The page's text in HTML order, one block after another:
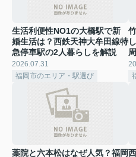
生活利便性NO1の大橋駅で新
婚生活は？西鉄天神大牟田線特
急停車駅の2人暮らしを解説
2026.07.31
福岡市のエリア・駅選び
薬院と六本松はなぜ人気？福岡